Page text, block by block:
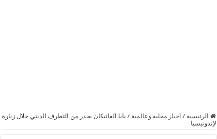
الرئيسية / اخبار محلية وعالمية / بابا الفاتيكان يحذر من التطرف الديني خلال زيارة
لإندونيسيا